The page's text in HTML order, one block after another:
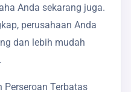
Anda sekarang juga.
perusahaan Anda
dan lebih mudah
Perseroan Terbatas